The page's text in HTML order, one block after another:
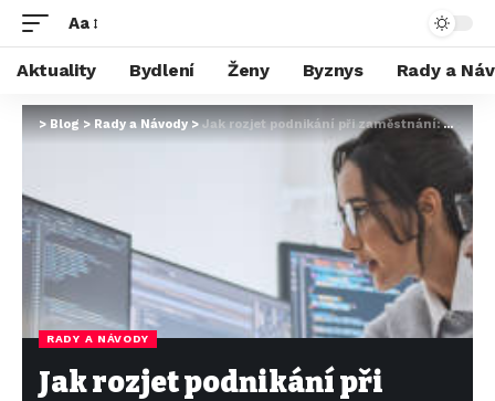
Aa
Aktuality Bydlení Ženy Byznys Rady a
>Blog>Rady a Návody>Jak rozjet podnikání při zaměstnání: 7 kroků, jak to zvládnout bez vyhoření
RADY A NÁVODY
Jak rozjet podnikání při